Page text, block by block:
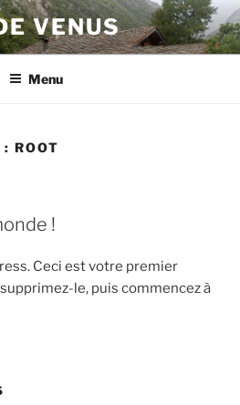
VENUS
Menu
:ROOT
!
Ceci est votre premier
le, puis commencez à